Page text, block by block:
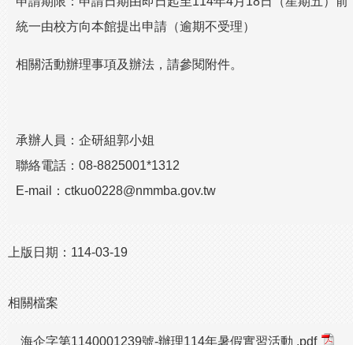
統一由校方向本館提出申請（逾期不受理）
相關活動辦理事項及辦法，請參閱附件。
承辦人員：企研組郭小姐
聯絡電話：08-8825001*1312
E-mail：ctkuo0228@nmmba.gov.tw
上版日期： 114-03-19
相關檔案
海企字第1140001239號-辦理114年暑假實習活動 .pdf